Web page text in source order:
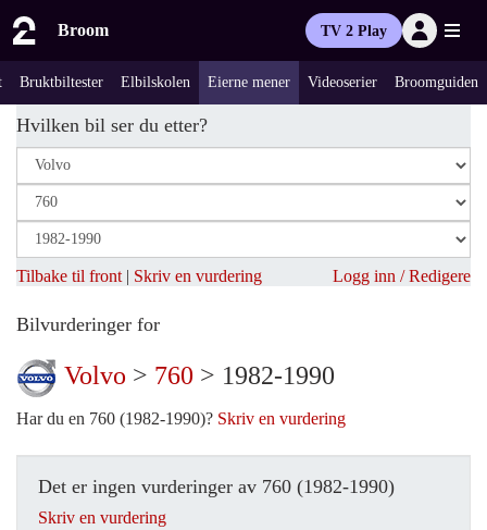
Broom TV 2 Play
Bruktbiltester Elbilskolen Eierne mener Videoserier Broomguiden
Hvilken bil ser du etter?
Tilbake til front | Skriv en vurdering Logg inn / Redigere
Bilvurderinger for
Volvo > 760 > 1982-1990
Har du en 760 (1982-1990)? Skriv en vurdering
Det er ingen vurderinger av 760 (1982-1990)
Skriv en vurdering